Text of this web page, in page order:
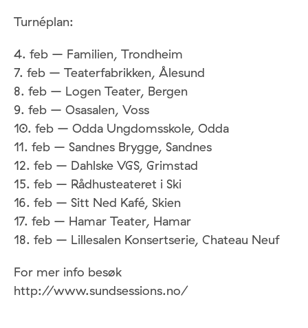
Turnéplan:
4. feb – Familien, Trondheim
7. feb – Teaterfabrikken, Ålesund
8. feb – Logen Teater, Bergen
9. feb – Osasalen, Voss
10. feb – Odda Ungdomsskole, Odda
11. feb – Sandnes Brygge, Sandnes
12. feb – Dahlske VGS, Grimstad
15. feb – Rådhusteateret i Ski
16. feb – Sitt Ned Kafé, Skien
17. feb – Hamar Teater, Hamar
18. feb – Lillesalen Konsertserie, Chateau Neuf
For mer info besøk
http://www.sundsessions.no/